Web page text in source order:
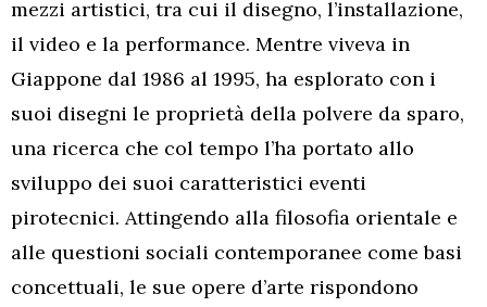
mezzi artistici, tra cui il disegno, l’installazione,
il video e la performance. Mentre viveva in
Giappone dal 1986 al 1995, ha esplorato con i
suoi disegni le proprietà della polvere da sparo,
una ricerca che col tempo l’ha portato allo
sviluppo dei suoi caratteristici eventi
pirotecnici. Attingendo alla filosofia orientale e
alle questioni sociali contemporanee come basi
concettuali, le sue opere d’arte rispondono